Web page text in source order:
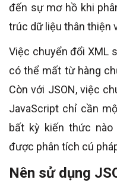
đến sự mơ hồ khi
trúc dữ liệu thân thiện
Việc chuyển đổi XML
có thể mất từ ​​hàng
Còn với JSON, việc
JavaScript chỉ cần
bất kỳ kiến ​​thức
được phân tích cú
Nên sử dụng